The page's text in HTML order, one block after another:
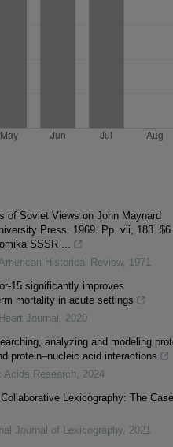
of Soviet Views on John Maynard
Press. 1969. Pp. vii, 183.
SSSR ...
Historical Review, 1971
15 significantly improves
mortality in acute settings
Journal , 2020
analyzing and modeling
protein–nucleic acid interactions
Acids Research, 2024
Lexicography: The
Journal of Lexicography, 2021